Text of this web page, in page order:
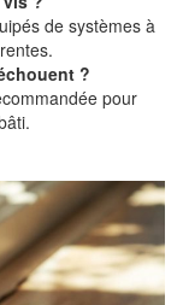
de systèmes à
?
pour